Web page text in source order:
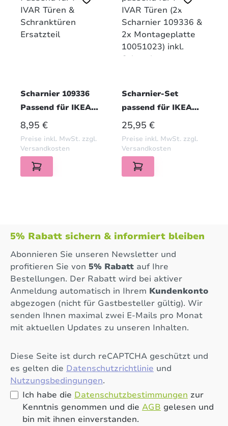
Scharnier 109336
Passend für IKEA
IVAR Türen &
Schranktüren
Ersatzteil
REGULÄRER PREIS:
8,95 €
Preise inkl. MwSt. zzgl.
Versandkosten
Scharnier-Set
passend für IKEA
IVAR Türen (2x
Scharnier 109336 &
2x Montageplatte
10051023) inkl.
Schrauben
REGULÄRER PREIS:
25,95 €
Preise inkl. MwSt. zzgl.
Versandkosten
5% Rabatt sichern & informiert bleiben
Abonnieren Sie unseren Newsletter und
profitieren Sie von 5% Rabatt auf Ihre
Bestellungen. Der Rabatt wird bei aktiver
Anmeldung automatisch in Ihrem Kundenkonto
abgezogen (nicht für Gastbesteller gültig). Wir
senden Ihnen maximal zwei E-Mails pro Monat
mit aktuellen Updates zu unseren Inhalten.
Diese Seite ist durch reCAPTCHA geschützt und
es gelten die Datenschutzrichtlinie und
Nutzungsbedingungen.
Ich habe die Datenschutzbestimmungen zur
Kenntnis genommen und die AGB gelesen und
bin mit ihnen einverstanden.